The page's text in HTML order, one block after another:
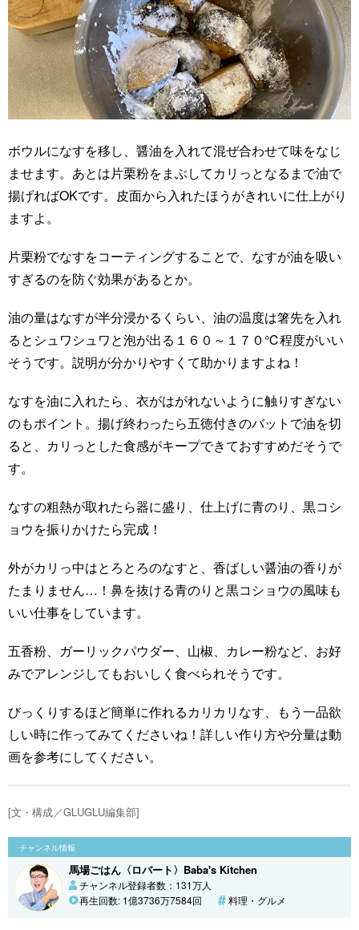
ボウルになすを移し、醤油を入れて混ぜ合わせて味をなじ
ませます。あとは片栗粉をまぶしてカリっとなるまで油で
揚げればOKです。皮面から入れたほうがきれいに仕上がり
ますよ。
片栗粉でなすをコーティングすることで、なすが油を吸い
すぎるのを防ぐ効果があるとか。
油の量はなすが半分浸かるくらい、油の温度は箸先を入れ
るとシュワシュワと泡が出る１６０～１７０℃程度がいい
そうです。説明が分かりやすくて助かりますよね！
なすを油に入れたら、衣がはがれないように触りすぎない
のもポイント。揚げ終わったら五徳付きのバットで油を切
ると、カリっとした食感がキープできておすすめだそうで
す。
なすの粗熱が取れたら器に盛り、仕上げに青のり、黒コシ
ョウを振りかけたら完成！
外がカリっ中はとろとろのなすと、香ばしい醤油の香りが
たまりません…！鼻を抜ける青のりと黒コショウの風味も
いい仕事をしています。
五香粉、ガーリックパウダー、山椒、カレー粉など、お好
みでアレンジしてもおいしく食べられそうです。
びっくりするほど簡単に作れるカリカリなす、もう一品欲
しい時に作ってみてくださいね！詳しい作り方や分量は動
画を参考にしてください。
[文・構成／GLUGLU編集部]
チャンネル情報
馬場ごはん〈ロバート〉Baba's Kitchen
チャンネル登録者数：131万人
再生回数: 1億3736万7584回
料理・グルメ